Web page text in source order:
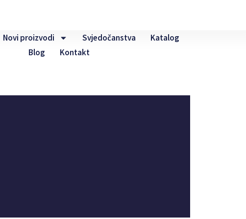
Novi proizvodi Svjedočanstva
Katalog
Blog
Kontakt